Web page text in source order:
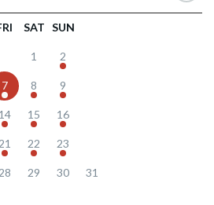
SAT SUN
1 2
7 8 9
14 15 16
21 22 23
28 29 30 31